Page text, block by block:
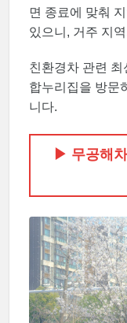
면 종료에 맞춰
있으니, 거주 지
친환경차 관련
합누리집을 방문
니다.
▶ 무공해